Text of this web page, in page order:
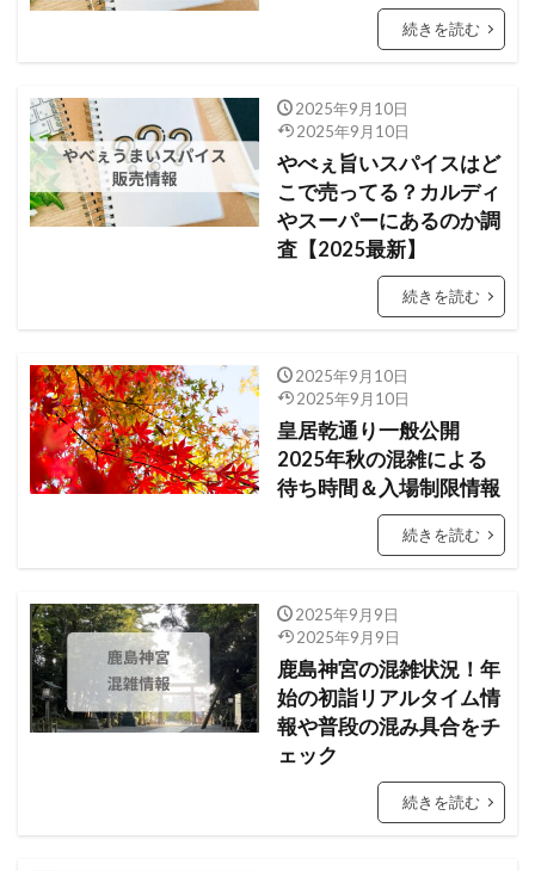
続きを読む
2025年9月10日
2025年9月10日
やべぇ旨いスパイスはど
こで売ってる？カルディ
やスーパーにあるのか調
査【2025最新】
続きを読む
2025年9月10日
2025年9月10日
皇居乾通り一般公開
2025年秋の混雑による
待ち時間＆入場制限情報
続きを読む
2025年9月9日
2025年9月9日
鹿島神宮の混雑状況！年
始の初詣リアルタイム情
報や普段の混み具合をチ
ェック
続きを読む